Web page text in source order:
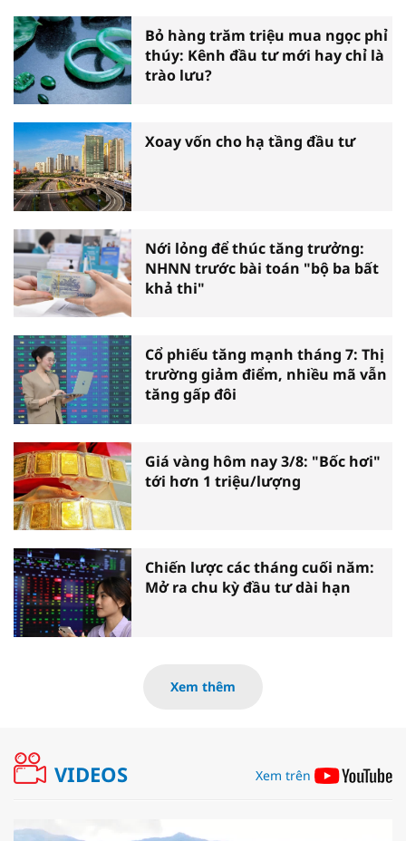
Bỏ hàng trăm triệu mua ngọc phỉ
thúy: Kênh đầu tư mới hay chỉ là
trào lưu?
Xoay vốn cho hạ tầng đầu tư
Nới lỏng để thúc tăng trưởng:
NHNN trước bài toán "bộ ba bất
khả thi"
Cổ phiếu tăng mạnh tháng 7: Thị
trường giảm điểm, nhiều mã vẫn
tăng gấp đôi
Giá vàng hôm nay 3/8: "Bốc hơi"
tới hơn 1 triệu/lượng
Chiến lược các tháng cuối năm:
Mở ra chu kỳ đầu tư dài hạn
Xem thêm
VIDEOS Xem trên